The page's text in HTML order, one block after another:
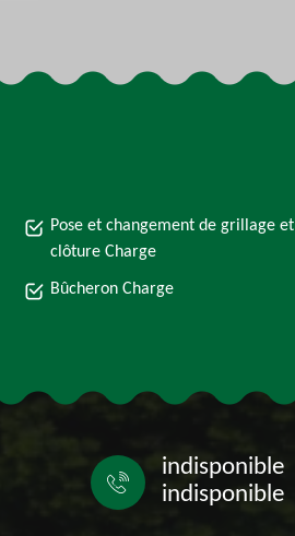
Pose et changement de grillage et
clôture Charge
Bûcheron Charge
indisponible
indisponible